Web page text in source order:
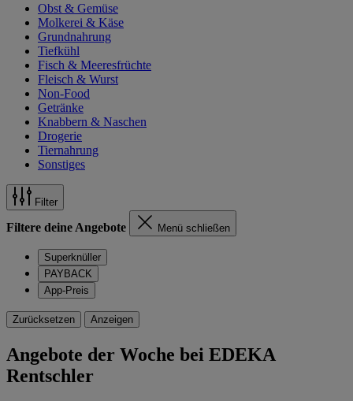
Obst & Gemüse
Molkerei & Käse
Grundnahrung
Tiefkühl
Fisch & Meeresfrüchte
Fleisch & Wurst
Non-Food
Getränke
Knabbern & Naschen
Drogerie
Tiernahrung
Sonstiges
Filter
Filtere deine Angebote Menü schließen
Superknüller
PAYBACK
App-Preis
Zurücksetzen Anzeigen
Angebote der Woche bei EDEKA
Rentschler